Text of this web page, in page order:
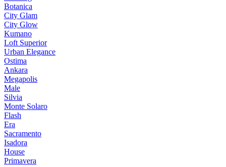
Botanica
City Glam
City Glow
Kumano
Loft Superior
Urban Elegance
Ostima
Ankara
Megapolis
Male
Silvia
Monte Solaro
Flash
Era
Sacramento
Isadora
House
Primavera